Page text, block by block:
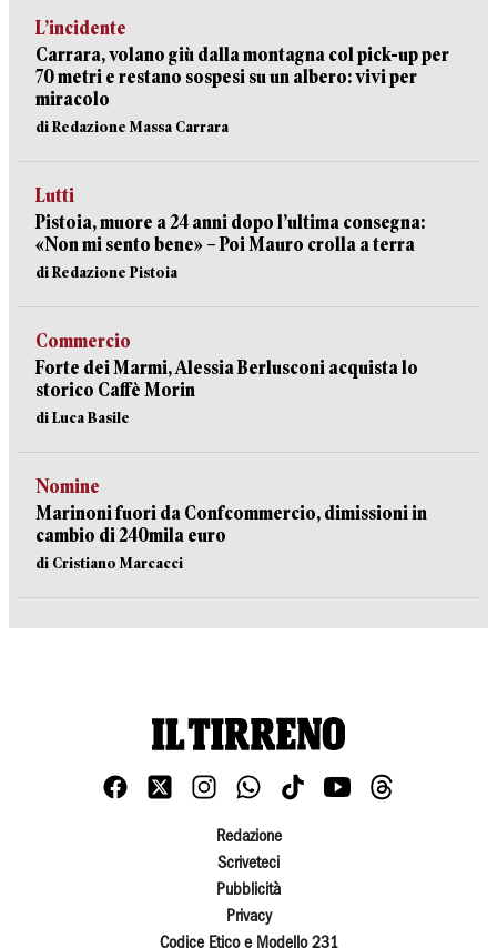
L’incidente
Carrara, volano giù dalla montagna col pick-up per
70 metri e restano sospesi su un albero: vivi per
miracolo
di Redazione Massa Carrara
Lutti
Pistoia, muore a 24 anni dopo l’ultima consegna:
«Non mi sento bene» – Poi Mauro crolla a terra
di Redazione Pistoia
Commercio
Forte dei Marmi, Alessia Berlusconi acquista lo
storico Caffè Morin
di Luca Basile
Nomine
Marinoni fuori da Confcommercio, dimissioni in
cambio di 240mila euro
di Cristiano Marcacci
Redazione
Scriveteci
Pubblicità
Privacy
Codice Etico e Modello 231